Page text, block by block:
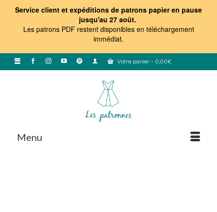
Service client et expéditions de patrons papier en pause
jusqu'au 27 août.
Les patrons PDF restent disponibles en téléchargement
immédiat.
Votre panier - 0,00€
Menu